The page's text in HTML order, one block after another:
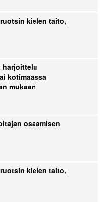
kielen taito,
harjoittelu
kotimaassa
mukaan
osaamisen
kielen taito,